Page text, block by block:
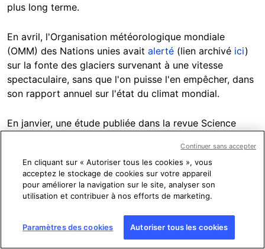
plus long terme.
En avril, l'Organisation météorologique mondiale
(OMM) des Nations unies avait alerté (lien archivé ici)
sur la fonte des glaciers survenant à une vitesse
spectaculaire, sans que l'on puisse l'en empêcher, dans
son rapport annuel sur l'état du climat mondial.
En janvier, une étude publiée dans la revue Science
notamment les plus petits d'entre eux, étaient
condamnés à disparaître d'ici la fin du siècle à cause du
changement climatique, mais limiter au maximum le
réchauffement de la planète pourrait encore permettre
dépêche de l'AFP (archivée ici
En cliquant sur « Autoriser tous les cookies », vous
acceptez le stockage de cookies sur votre appareil
pour améliorer la navigation sur le site, analyser son
utilisation et contribuer à nos efforts de marketing.
Paramètres des cookies Autoriser tous les cookies
Continuer sans accepter